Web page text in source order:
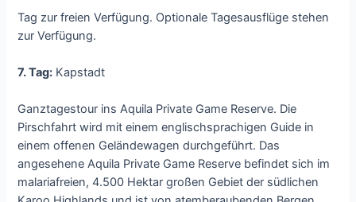
Tag zur freien Verfügung. Optionale Tagesausflüge stehen
zur Verfügung.
7. Tag: Kapstadt
Ganztagestour ins Aquila Private Game Reserve. Die
Pirschfahrt wird mit einem englischsprachigen Guide in
einem offenen Geländewagen durchgeführt. Das
angesehene Aquila Private Game Reserve befindet sich im
malariafreien, 4.500 Hektar großen Gebiet der südlichen